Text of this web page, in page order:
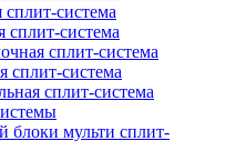
сплит-система
сплит-система
сплит-система
сплит-система
сплит-система
блоки мульти сплит-